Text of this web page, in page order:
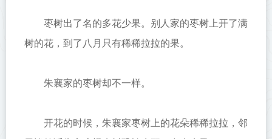
枣树出了名的多花少果。别人家的枣树上开了满
树的花，到了八月只有稀稀拉拉的果。
朱襄家的枣树却不一样。
开花的时候，朱襄家枣树上的花朵稀稀拉拉，邻